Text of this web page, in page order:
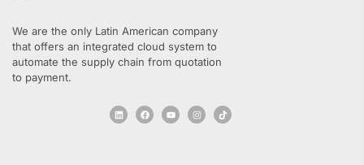
We are the only Latin American company
that offers an integrated cloud system to
automate the supply chain from quotation
to payment.